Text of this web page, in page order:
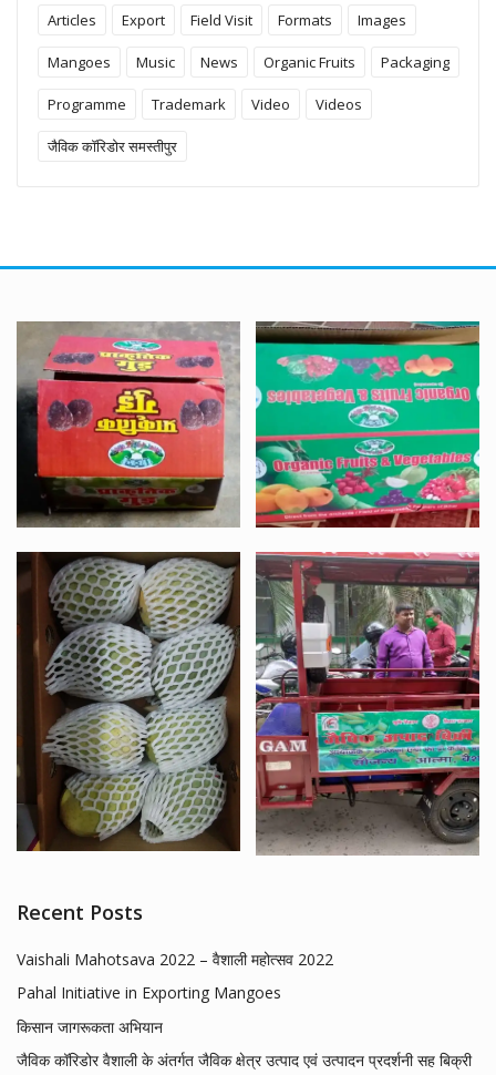
Articles Export Field Visit Formats Images
Mangoes Music News Organic Fruits Packaging
Programme Trademark Video Videos
जैविक कॉरिडोर समस्तीपुर
Recent Posts
Vaishali Mahotsava 2022 – वैशाली महोत्सव 2022
Pahal Initiative in Exporting Mangoes
किसान जागरूकता अभियान
जैविक कॉरिडोर वैशाली के अंतर्गत जैविक क्षेत्र उत्पाद एवं उत्पादन प्रदर्शनी सह बिक्री